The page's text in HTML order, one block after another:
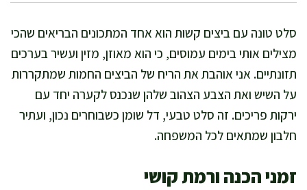
סלט טונה עם ביצים קשות הוא אחד המתכונים הבריאים שהכי
מצילים אותי בימים עמוסים, כי הוא מאוזן, מזין ועשיר בערכים
תזונתיים. אני אוהבת את הריח של הביצים החמות שמתקררות
על השיש ואת הצבע הצהוב שלהן שנכנס לקערה יחד עם
ירקות פריכים. זה סלט טבעי, דל שומן כשבוחרים נכון, ועתיר
חלבון שמתאים לכל המשפחה.
זמני הכנה ורמת קושי